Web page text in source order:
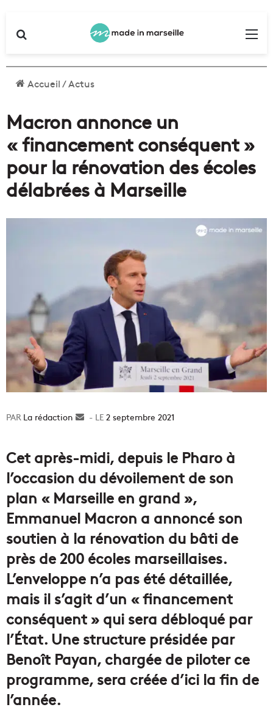
Accueil/Actus
Macron annonce un
« financement conséquent »
pour la rénovation des écoles
délabrées à Marseille
La rédaction
Envoyer2 septembre 2021
Cet après-midi, depuis le Pharo à
l’occasion du dévoilement de son
plan « Marseille en grand »,
Emmanuel Macron a annoncé son
soutien à la rénovation du bâti de
près de 200 écoles marseillaises.
L’enveloppe n’a pas été détaillée,
mais il s’agit d’un « financement
conséquent » qui sera débloqué par
l’État. Une structure présidée par
Benoît Payan, chargée de piloter ce
programme, sera créée d’ici la fin de
l’année.